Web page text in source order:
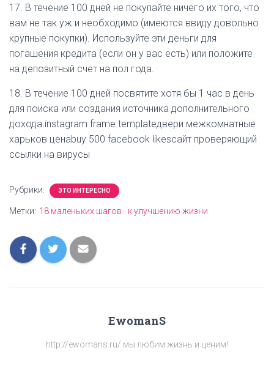
17. В течение 100 дней не покупайте ничего их того, что
вам не так уж и необходимо (имеются ввиду довольно
крупные покупки). Используйте эти деньги для
погашения кредита (если он у вас есть) или положите
на депозитный счет на пол года.
18. В течение 100 дней посвятите хотя бы 1 час в день
для поиска или создания источника дополнительного
дохода.instagram frame templateдвери межкомнатные
харьков ценаbuy 500 facebook likesсайт проверяющий
ссылки на вирусы
Рубрики: ЭТО ИНТЕРЕСНО
Метки: 18 маленьких шагов к улучшению жизни
EwomanS
http://ewomans.ru/ мы любим жизнь и ценим!